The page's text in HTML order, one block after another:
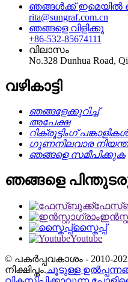
ഞങ്ങൾക്ക്
rita@sungraf.com.cn
ഞങ്ങളെ വിളിക്കൂ
+86-532-85674111
വിലാസം
No.328 Dunhua Road,
വഴികാട്ടി
ഞങ്ങളേക്കുറിച്ച്
അപേക്ഷ
റിക്രൂട്ടിംഗ് പങ്കാളികൾ
ഗുണനിലവാര
ഞങ്ങളെ സമീപിക്കുക
ഞങ്ങളെ
സ്കൈപ്പ്
Youtube
© പകർപ്പവകാശം - 2010-
നിക്ഷിപ്തം. ചൂടുള്ള